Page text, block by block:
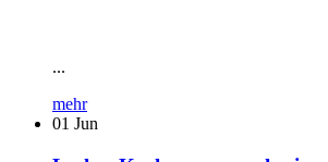
...
mehr
01 Jun